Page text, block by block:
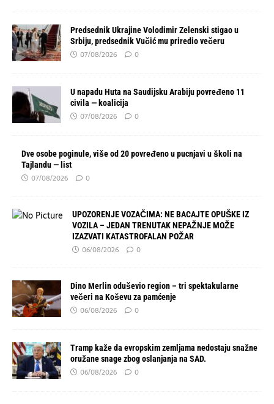
Predsednik Ukrajine Volodimir Zelenski stigao u
Srbiju, predsednik Vučić mu priredio večeru
07/08/2026 0
U napadu Huta na Saudijsku Arabiju povređeno 11
civila — koalicija
07/08/2026 0
Dve osobe poginule, više od 20 povređeno u pucnjavi u školi na
Tajlandu — list
07/08/2026 0
UPOZORENJE VOZAČIMA: NE BACAJTE OPUŠKE IZ
VOZILA – JEDAN TRENUTAK NEPAŽNJE MOŽE
IZAZVATI KATASTROFALAN POŽAR
06/08/2026 0
Dino Merlin oduševio region – tri spektakularne
večeri na Koševu za pamćenje
06/08/2026 0
Tramp kaže da evropskim zemljama nedostaju snažne
oružane snage zbog oslanjanja na SAD.
06/08/2026 0